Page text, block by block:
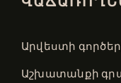
Արվեստի
Աշխատանքի